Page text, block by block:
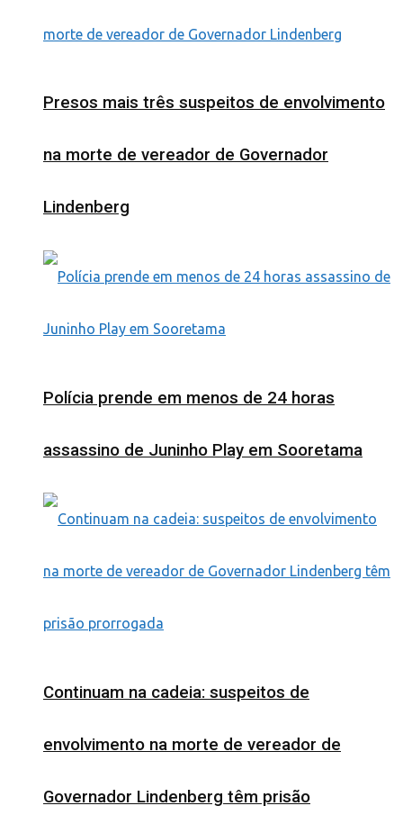
Presos mais três suspeitos de envolvimento
na morte de vereador de Governador
Lindenberg
Polícia prende em menos de 24 horas
assassino de Juninho Play em Sooretama
Continuam na cadeia: suspeitos de
envolvimento na morte de vereador de
Governador Lindenberg têm prisão